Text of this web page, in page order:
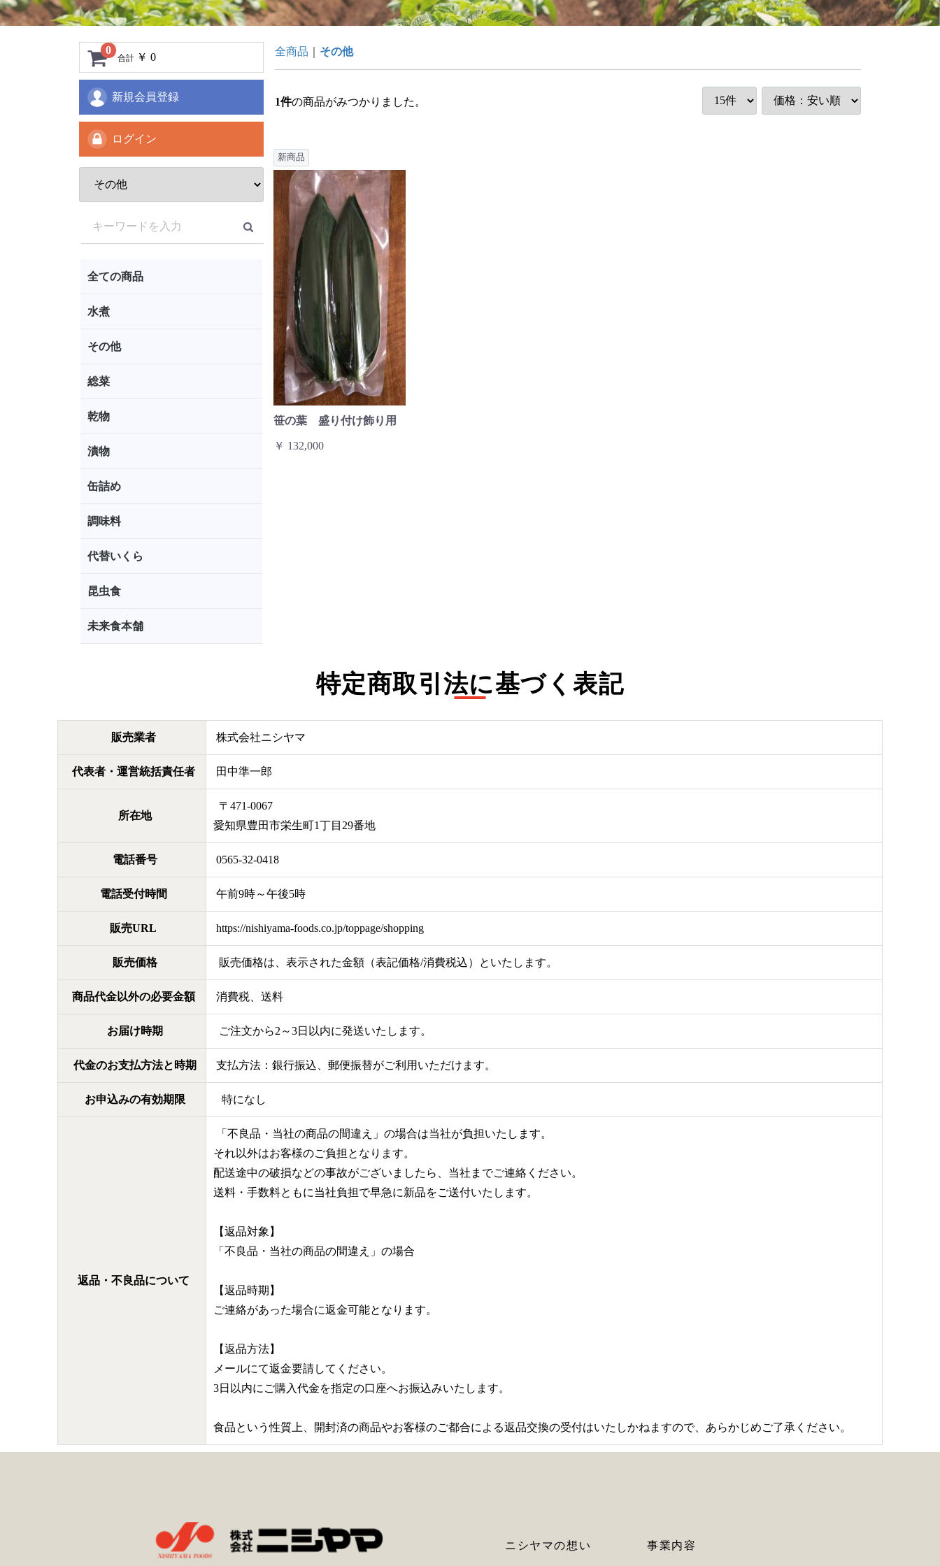
0
合計 ￥ 0
新規会員登録
ログイン
全ての商品
水煮
その他
総菜
乾物
漬物
缶詰め
調味料
代替いくら
昆虫食
未来食本舗
全商品 その他
1件の商品がみつかりました。
新商品
笹の葉 盛り付け飾り用
￥ 132,000
特定商取引法に基づく表記
販売業者 株式会社ニシヤマ
代表者・運営統括責任者 田中準一郎
所在地
〒471-0067
愛知県豊田市栄生町1丁目29番地
電話番号 0565-32-0418
電話受付時間 午前9時～午後5時
販売URL https://nishiyama-foods.co.jp/toppage/shopping
販売価格 販売価格は、表示された金額（表記価格/消費税込）といたします。
商品代金以外の必要金額 消費税、送料
お届け時期 ご注文から2～3日以内に発送いたします。
代金のお支払方法と時期 支払方法：銀行振込、郵便振替がご利用いただけます。
お申込みの有効期限 特になし
返品・不良品について
「不良品・当社の商品の間違え」の場合は当社が負担いたします。
それ以外はお客様のご負担となります。
配送途中の破損などの事故がございましたら、当社までご連絡ください。
送料・手数料ともに当社負担で早急に新品をご送付いたします。
【返品対象】
「不良品・当社の商品の間違え」の場合
【返品時期】
ご連絡があった場合に返金可能となります。
【返品方法】
メールにて返金要請してください。
3日以内にご購入代金を指定の口座へお振込みいたします。
食品という性質上、開封済の商品やお客様のご都合による返品交換の受付はいたしかねますので、あらかじめご了承ください。
ニシヤマの想い 事業内容